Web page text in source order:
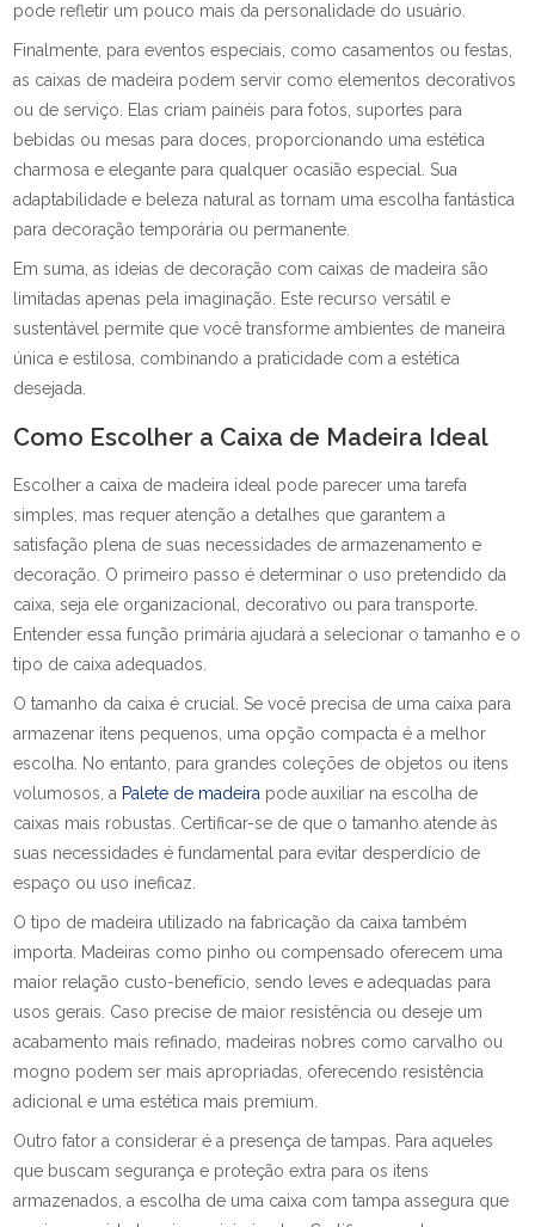
pode refletir um pouco mais da personalidade do usuário.
Finalmente, para eventos especiais, como casamentos ou festas,
as caixas de madeira podem servir como elementos decorativos
ou de serviço. Elas criam painéis para fotos, suportes para
bebidas ou mesas para doces, proporcionando uma estética
charmosa e elegante para qualquer ocasião especial. Sua
adaptabilidade e beleza natural as tornam uma escolha fantástica
para decoração temporária ou permanente.
Em suma, as ideias de decoração com caixas de madeira são
limitadas apenas pela imaginação. Este recurso versátil e
sustentável permite que você transforme ambientes de maneira
única e estilosa, combinando a praticidade com a estética
desejada.
Como Escolher a Caixa de Madeira Ideal
Escolher a caixa de madeira ideal pode parecer uma tarefa
simples, mas requer atenção a detalhes que garantem a
satisfação plena de suas necessidades de armazenamento e
decoração. O primeiro passo é determinar o uso pretendido da
caixa, seja ele organizacional, decorativo ou para transporte.
Entender essa função primária ajudará a selecionar o tamanho e o
tipo de caixa adequados.
O tamanho da caixa é crucial. Se você precisa de uma caixa para
armazenar itens pequenos, uma opção compacta é a melhor
escolha. No entanto, para grandes coleções de objetos ou itens
volumosos, a Palete de madeira pode auxiliar na escolha de
caixas mais robustas. Certificar-se de que o tamanho atende às
suas necessidades é fundamental para evitar desperdício de
espaço ou uso ineficaz.
O tipo de madeira utilizado na fabricação da caixa também
importa. Madeiras como pinho ou compensado oferecem uma
maior relação custo-benefício, sendo leves e adequadas para
usos gerais. Caso precise de maior resistência ou deseje um
acabamento mais refinado, madeiras nobres como carvalho ou
mogno podem ser mais apropriadas, oferecendo resistência
adicional e uma estética mais premium.
Outro fator a considerar é a presença de tampas. Para aqueles
que buscam segurança e proteção extra para os itens
armazenados, a escolha de uma caixa com tampa assegura que